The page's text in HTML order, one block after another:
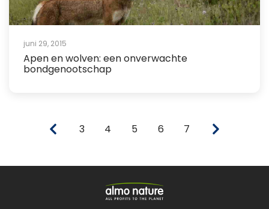
juni 29, 2015
Apen en wolven: een onverwachte
bondgenootschap
3 4 5 6 7